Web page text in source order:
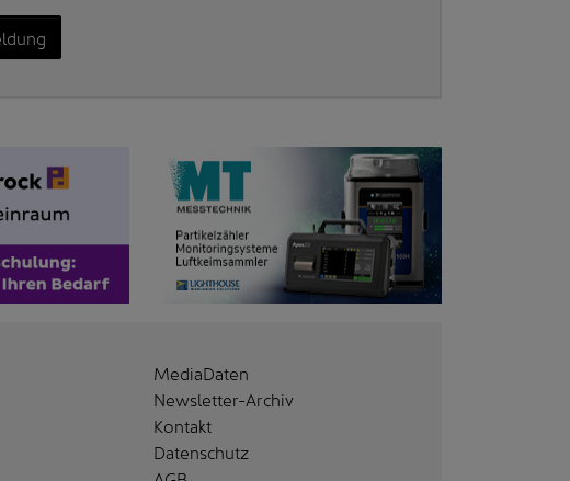
MediaDaten
Newsletter-Archiv
Kontakt
Datenschutz